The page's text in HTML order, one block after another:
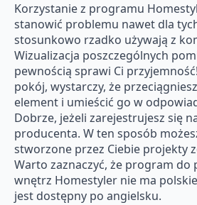
Korzystanie z programu
stanowić problemu nawet dla
stosunkowo rzadko używają z
Wizualizacja poszczególnych
pewnością sprawi Ci
pokój, wystarczy, że
element i umieścić go w
Dobrze, jeżeli zarejestrujesz się
producenta. W ten sposób
stworzone przez Ciebie projekty
Warto zaznaczyć, że program do
wnętrz Homestyler nie ma
jest dostępny po angielsku.